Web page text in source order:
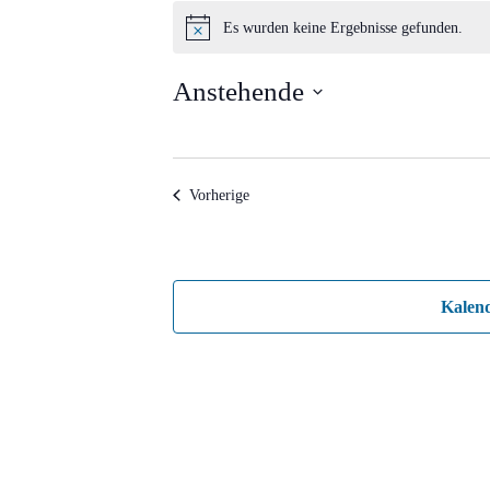
Veranstaltungen
Hinweis
Es wurden keine Ergebnisse gefunden.
Anstehende
VorherigeVeranstaltungen